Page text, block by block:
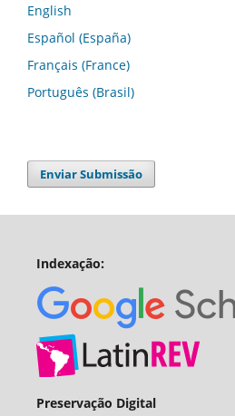
English
Español (España)
Français (France)
Português (Brasil)
Enviar Submissão
Indexação:
Preservação Digital